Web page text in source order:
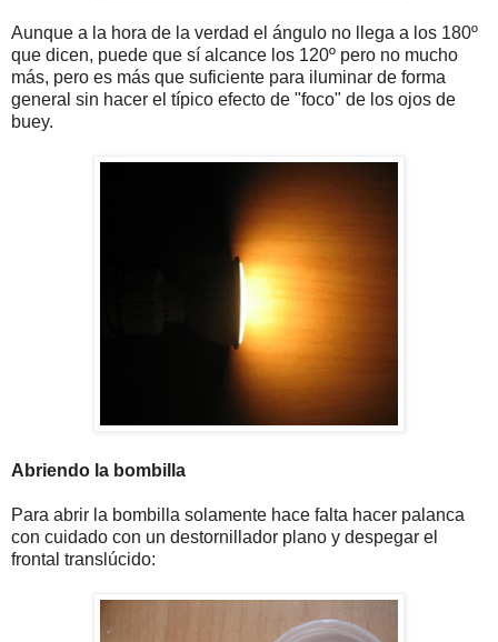
Aunque a la hora de la verdad el ángulo no llega a los 180º
que dicen, puede que sí alcance los 120º pero no mucho
más, pero es más que suficiente para iluminar de forma
general sin hacer el típico efecto de "foco" de los ojos de
buey.
Abriendo la bombilla
Para abrir la bombilla solamente hace falta hacer palanca
con cuidado con un destornillador plano y despegar el
frontal translúcido: